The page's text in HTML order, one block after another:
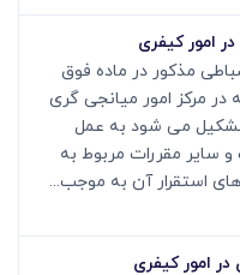
انضباطی مذکور در ماده فوق
مرکز امور میانجی گری
تشکیل می شود به عمل
سایر مقررات مربوط به
استقرار آن به موجب...